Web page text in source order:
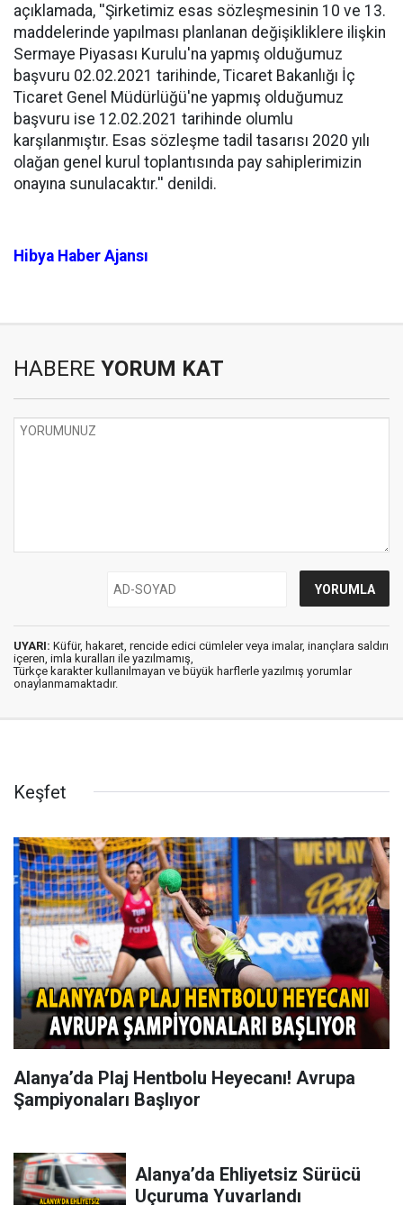
açıklamada, ''Şirketimiz esas sözleşmesinin 10 ve 13.
maddelerinde yapılması planlanan değişikliklere ilişkin
Sermaye Piyasası Kurulu'na yapmış olduğumuz
başvuru 02.02.2021 tarihinde, Ticaret Bakanlığı İç
Ticaret Genel Müdürlüğü'ne yapmış olduğumuz
başvuru ise 12.02.2021 tarihinde olumlu
karşılanmıştır. Esas sözleşme tadil tasarısı 2020 yılı
olağan genel kurul toplantısında pay sahiplerimizin
onayına sunulacaktır.'' denildi.
Hibya Haber Ajansı
HABERE YORUM KAT
UYARI: Küfür, hakaret, rencide edici cümleler veya imalar, inançlara saldırı
içeren, imla kuralları ile yazılmamış,
Türkçe karakter kullanılmayan ve büyük harflerle yazılmış yorumlar
onaylanmamaktadır.
Keşfet
Alanya’da Plaj Hentbolu Heyecanı! Avrupa
Şampiyonaları Başlıyor
Alanya’da Ehliyetsiz Sürücü
Uçuruma Yuvarlandı